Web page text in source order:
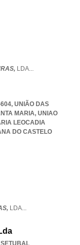
LDA...
UNIÃO DAS
MARIA, UNIAO
LEOCADIA
DO CASTELO
LDA...
SETUBAL